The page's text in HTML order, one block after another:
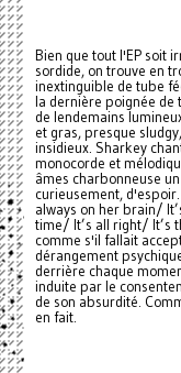
Bien que tout l'EP soit
sordide, on trouve en
inextinguible de tube
la dernière poignée de
de lendemains
et gras, presque
insidieux. Sharkey
monocorde et
âmes charbonneuse
curieusement,
always on her brain/
time/ It’s all right/ It’s
comme s'il fallait
dérangement
derrière chaque
induite par le
de son absurdité.
en fait.